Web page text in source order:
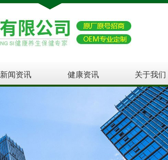
新闻资讯 健康资讯 关于我们